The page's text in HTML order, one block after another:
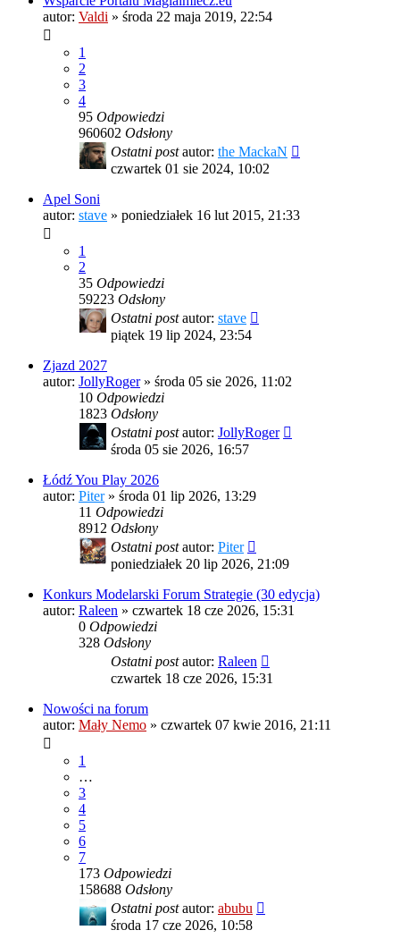
autor: Valdi » środa 22 maja 2019, 22:54
1
2
3
4
95 Odpowiedzi
960602 Odsłony
Ostatni postautor: the MackaN
czwartek 01 sie 2024, 10:02
Apel Soni
autor: stave » poniedziałek 16 lut 2015, 21:33
1
2
35 Odpowiedzi
59223 Odsłony
Ostatni postautor: stave
piątek 19 lip 2024, 23:54
Zjazd 2027
autor: JollyRoger» środa 05 sie 2026, 11:02
10 Odpowiedzi
1823 Odsłony
Ostatni postautor: JollyRoger
środa 05 sie 2026, 16:57
Łódź You Play 2026
autor: Piter» środa 01 lip 2026, 13:29
11 Odpowiedzi
8912 Odsłony
Ostatni postautor: Piter
poniedziałek 20 lip 2026, 21:09
Konkurs Modelarski Forum Strategie (30 edycja)
autor: Raleen » czwartek 18 cze 2026, 15:31
0 Odpowiedzi
328 Odsłony
Ostatni postautor: Raleen
czwartek 18 cze 2026, 15:31
Nowości na forum
autor: Mały Nemo » czwartek 07 kwie 2016, 21:11
1
…
3
4
5
6
7
173 Odpowiedzi
158688 Odsłony
Ostatni postautor: abubu
środa 17 cze 2026, 10:58